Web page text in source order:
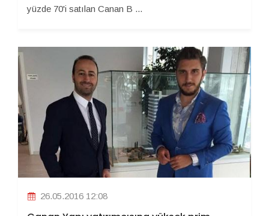
yüzde 70'i satılan Canan B ...
26.05.2016 12:08